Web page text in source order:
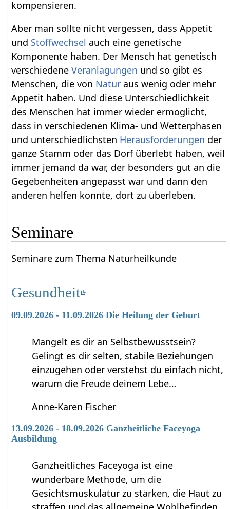
kompensieren.
Aber man sollte nicht vergessen, dass Appetit
und Stoffwechsel auch eine genetische
Komponente haben. Der Mensch hat genetisch
verschiedeneVeranlagungen und so gibt es
Menschen, die von Natur aus wenig oder mehr
Appetit haben. Und diese Unterschiedlichkeit
des Menschen hat immer wieder ermöglicht,
dass in verschiedenen Klima- und Wetterphasen
und unterschiedlichsten Herausforderungen der
ganze Stamm oder das Dorf überlebt haben, weil
immer jemand da war, der besonders gut an die
Gegebenheiten angepasst war und dann den
anderen helfen konnte, dort zu überleben.
Seminare
Seminare zum Thema Naturheilkunde
Gesundheit
09.09.2026 - 11.09.2026 Die Heilung der Geburt
Mangelt es dir an Selbstbewusstsein?
Gelingt es dir selten, stabile Beziehungen
einzugehen oder verstehst du einfach nicht,
warum die Freude deinem Lebe…
Anne-Karen Fischer
13.09.2026 - 18.09.2026 Ganzheitliche Faceyoga
Ausbildung
Ganzheitliches Faceyoga ist eine
wunderbare Methode, um die
Gesichtsmuskulatur zu stärken, die Haut zu